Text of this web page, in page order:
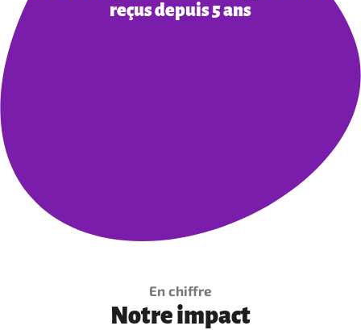
reçus depuis 5 ans
En chiffre
Notre impact